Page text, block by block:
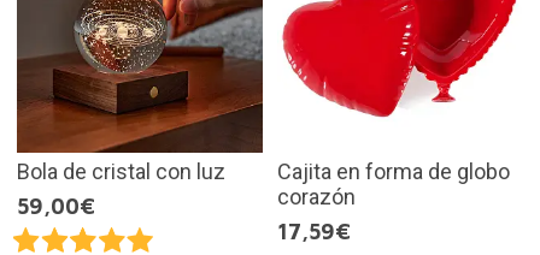
Bola de cristal con luz
59,00€
Cajita en forma de globo
corazón
17,59€